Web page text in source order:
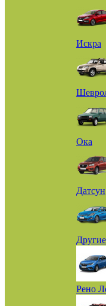
Искра
Ока
Датсун
Рено